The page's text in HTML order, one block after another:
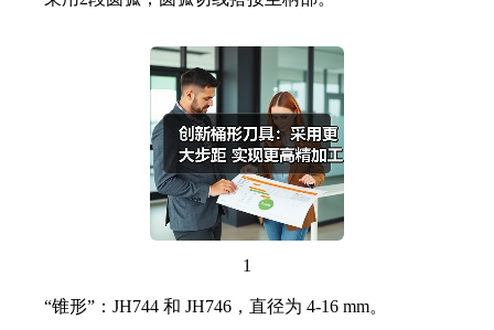
1
“锥形”：JH744 和 JH746，直径为 4-16 mm。